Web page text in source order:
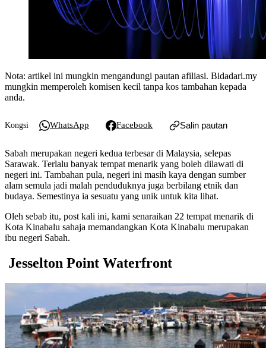
Nota: artikel ini mungkin mengandungi pautan afiliasi. Bidadari.my
mungkin memperoleh komisen kecil tanpa kos tambahan kepada
anda.
Kongsi WhatsApp Facebook Salin pautan
Sabah merupakan negeri kedua terbesar di Malaysia, selepas
Sarawak. Terlalu banyak tempat menarik yang boleh dilawati di
negeri ini. Tambahan pula, negeri ini masih kaya dengan sumber
alam semula jadi malah penduduknya juga berbilang etnik dan
budaya. Semestinya ia sesuatu yang unik untuk kita lihat.
Oleh sebab itu, post kali ini, kami senaraikan 22 tempat menarik di
Kota Kinabalu sahaja memandangkan Kota Kinabalu merupakan
ibu negeri Sabah.
Jesselton Point Waterfront